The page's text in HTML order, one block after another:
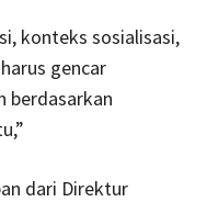
konteks sosialisasi,
gencar
berdasarkan
dari Direktur